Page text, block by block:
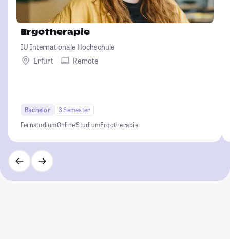
Ergotherapie
IU Internationale Hochschule
Erfurt
Remote
Bachelor
3 Semester
FernstudiumOnline StudiumErgotherapie